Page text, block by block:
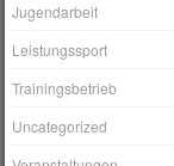
Jugendarbeit
Leistungssport
Trainingsbetrieb
Uncategorized